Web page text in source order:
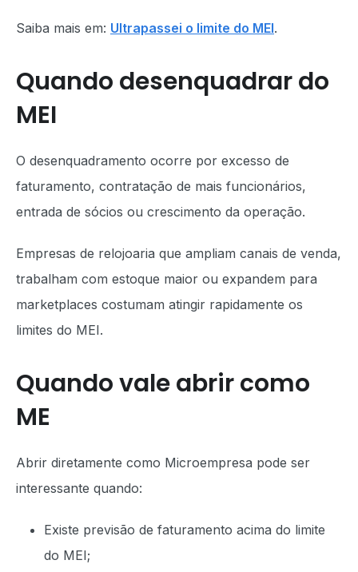
Saiba mais em: Ultrapassei o limite do MEI.
Quando desenquadrar do
MEI
O desenquadramento ocorre por excesso de
faturamento, contratação de mais funcionários,
entrada de sócios ou crescimento da operação.
Empresas de relojoaria que ampliam canais de venda,
trabalham com estoque maior ou expandem para
marketplaces costumam atingir rapidamente os
limites do MEI.
Quando vale abrir como
ME
Abrir diretamente como Microempresa pode ser
interessante quando:
Existe previsão de faturamento acima do limite
do MEI;